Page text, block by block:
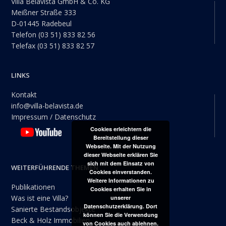
Meißner Straße 333
D-01445 Radebeul
Telefon (03 51) 833 82 56
Telefax (03 51) 833 82 57
LINKS
Kontakt
info@villa-belavista.de
Impressum / Datenschutz
WEITERFÜHRENDE THEMEN
Publikationen
Was ist eine Villa?
Sanierte Bestandsobjekte
Beck & Holz Immobilien
Cookies erleichtern die
Bereitstellung dieser
Webseite. Mit der Nutzung
dieser Webseite erklären Sie
sich mit dem Einsatz von
Cookies einverstanden.
Weitere Informationen zu
Cookies erhalten Sie in
unserer
Datenschutzerklärung. Dort
können Sie die Verwendung
von Cookies auch ablehnen.